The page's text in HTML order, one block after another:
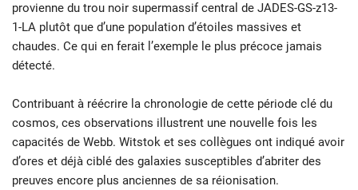
provienne du trou noir supermassif central de JADES-GS-z13-
1-LA plutôt que d’une population d’étoiles massives et
chaudes. Ce qui en ferait l’exemple le plus précoce jamais
détecté.
Contribuant à réécrire la chronologie de cette période clé du
cosmos, ces observations illustrent une nouvelle fois les
capacités de Webb. Witstok et ses collègues ont indiqué avoir
d’ores et déjà ciblé des galaxies susceptibles d’abriter des
preuves encore plus anciennes de sa réionisation.